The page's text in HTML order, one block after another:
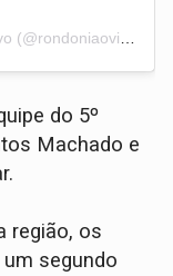
Um post compartilhado por Rondoniaovivo (@rondoniaovivo)
do 5º
Machado e
região, os
segundo